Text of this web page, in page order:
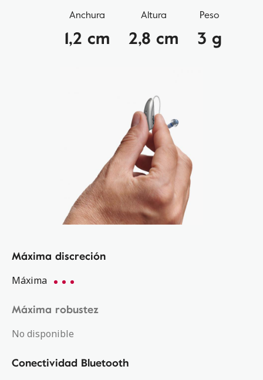
Anchura
1,2 cm
Altura
2,8 cm
Peso
3 g
Máxima discreción
Máxima
Máxima robustez
No disponible
Conectividad Bluetooth